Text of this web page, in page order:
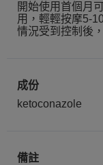
開始使用首個月
用，輕輕按摩5-
情況受到控制後
成份
ketoconazole
備註